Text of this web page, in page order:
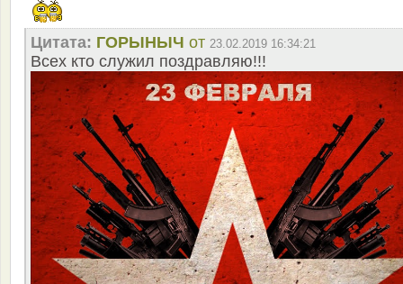
Цитата: ГОРЫНЫЧ от 23.02.2019 16:34:21
Всех кто служил поздравляю!!!